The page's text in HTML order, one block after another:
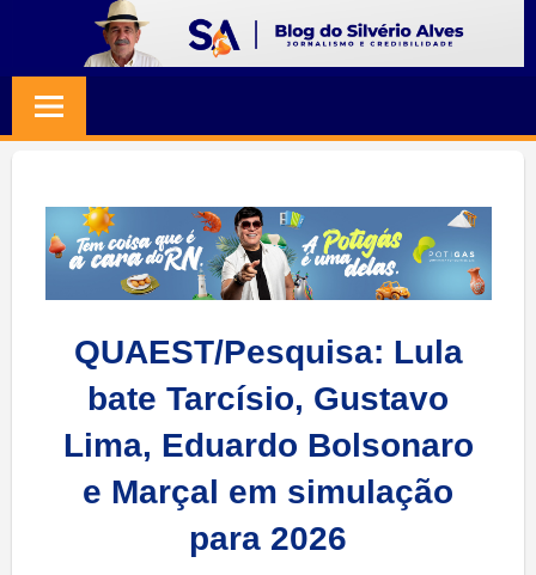
content
SILVERIO
ALVES
Jornalismo
Credibilidade
QUAEST/Pesquisa: Lula
bate Tarcísio, Gustavo
Lima, Eduardo Bolsonaro
e Marçal em simulação
para 2026